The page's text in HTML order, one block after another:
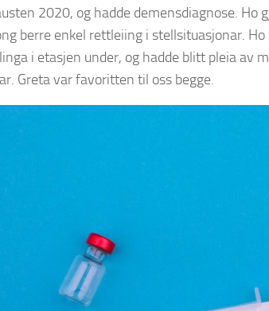
2020, og hadde demensdiagnose. Ho
berre enkel rettleiing i stellsituasjonar. Ho
i etasjen under, og hadde blitt pleia av
Greta var favoritten til oss begge.